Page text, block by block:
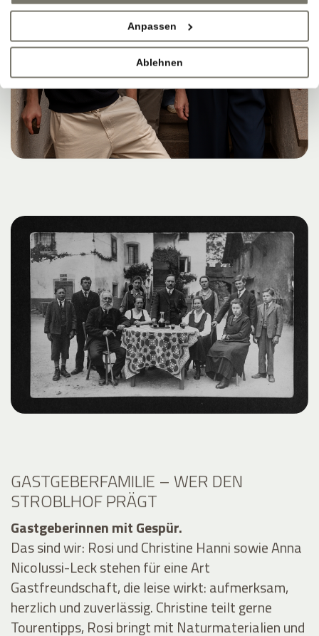
Anpassen
Ablehnen
GASTGEBERFAMILIE – WER DEN
STROBLHOF PRÄGT
Gastgeberinnen mit Gespür.
Das sind wir: Rosi und Christine Hanni sowie Anna
Nicolussi-Leck stehen für eine Art
Gastfreundschaft, die leise wirkt: aufmerksam,
herzlich und zuverlässig. Christine teilt gerne
Tourentipps, Rosi bringt mit Naturmaterialien und